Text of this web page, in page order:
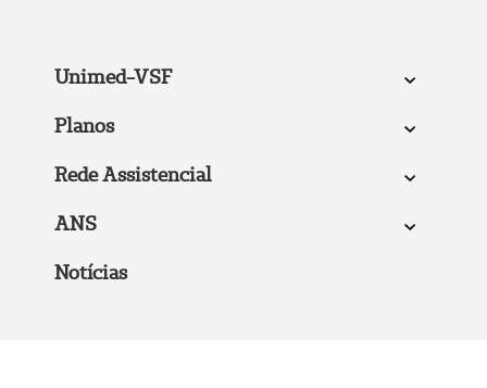
Unimed-VSF
Planos
Rede Assistencial
ANS
Notícias